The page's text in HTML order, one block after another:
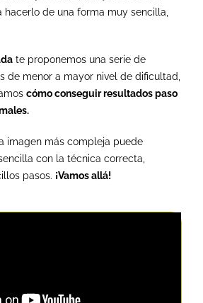
hacerlo de una forma muy sencilla,
te proponemos una serie de
de menor a mayor nivel de dificultad,
cómo conseguir resultados paso
imagen más compleja puede
con la técnica correcta,
pasos. ¡Vamos allá!